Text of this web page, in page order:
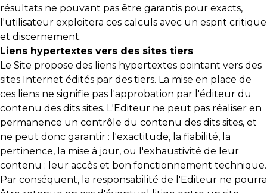
résultats ne pouvant pas être garantis pour exacts,
l'utilisateur exploitera ces calculs avec un esprit critique
et discernement.
Liens hypertextes vers des sites tiers
Le Site propose des liens hypertextes pointant vers des
sites Internet édités par des tiers. La mise en place de
ces liens ne signifie pas l'approbation par l'éditeur du
contenu des dits sites. L'Editeur ne peut pas réaliser en
permanence un contrôle du contenu des dits sites, et
ne peut donc garantir : l'exactitude, la fiabilité, la
pertinence, la mise à jour, ou l'exhaustivité de leur
contenu ; leur accès et bon fonctionnement technique.
Par conséquent, la responsabilité de l'Editeur ne pourra